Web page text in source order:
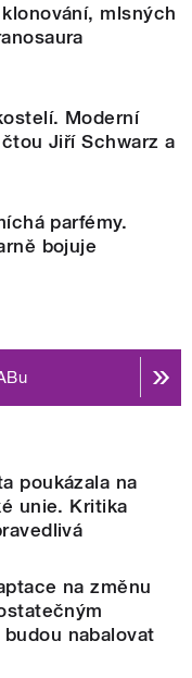
mlsných
Moderní
Jiří Schwarz a
parfémy.
bojuje
poukázala na
unie. Kritika
na změnu
nabalovat